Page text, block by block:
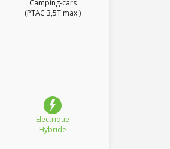
Camping-cars
(PTAC 3,5T max.)
Électrique
Hybride